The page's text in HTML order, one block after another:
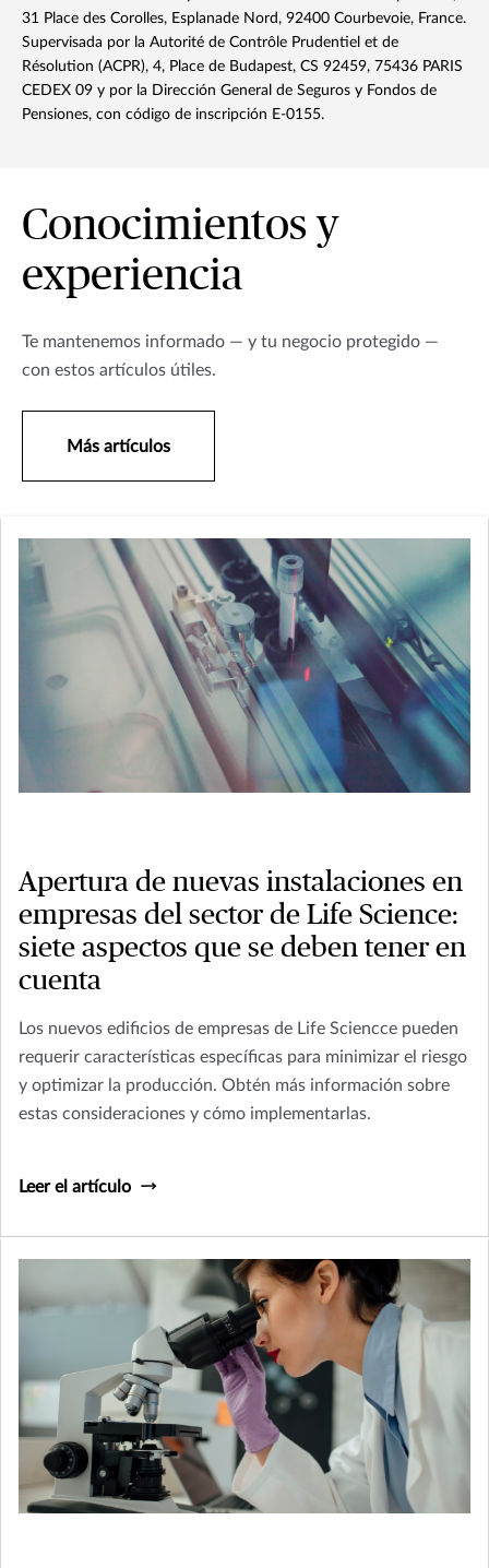
31 Place des Corolles, Esplanade Nord, 92400 Courbevoie, France.
Supervisada por la Autorité de Contrôle Prudentiel et de
Résolution (ACPR), 4, Place de Budapest, CS 92459, 75436 PARIS
CEDEX 09 y por la Dirección General de Seguros y Fondos de
Pensiones, con código de inscripción E-0155.
Conocimientos y
experiencia
Te mantenemos informado — y tu negocio protegido —
con estos artículos útiles.
Más artículos
Apertura de nuevas instalaciones en
empresas del sector de Life Science:
siete aspectos que se deben tener en
cuenta
Los nuevos edificios de empresas de Life Sciencce pueden
requerir características específicas para minimizar el riesgo
y optimizar la producción. Obtén más información sobre
estas consideraciones y cómo implementarlas.
Leer el artículo